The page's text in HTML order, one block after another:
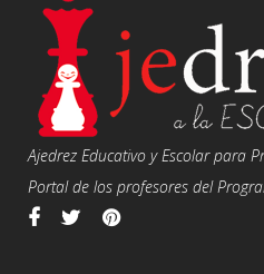
Ajedrez Educativo y Escolar para
Portal de los profesores del